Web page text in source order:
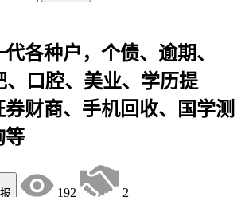
各种户，个债、逾期、
口腔、美业、学历提
财商、手机回收、国学测
等
192 2